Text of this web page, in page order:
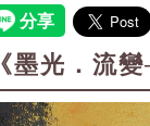
《墨光．流